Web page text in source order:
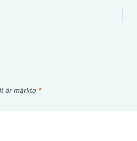
är märkta *